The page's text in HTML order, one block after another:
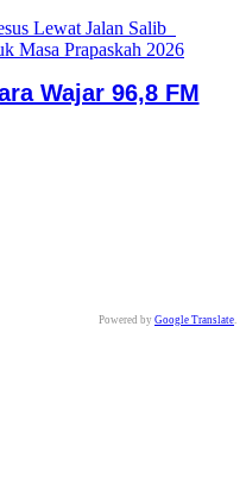
Lewat Jalan Salib
Masa Prapaskah 2026
Wajar 96,8 FM
Powered by Google Translate